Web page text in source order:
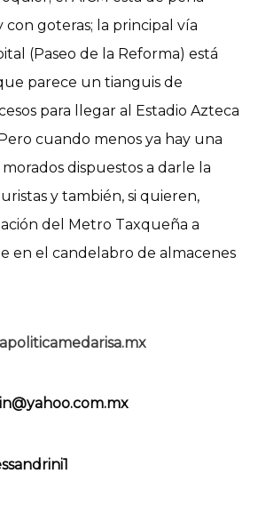
con goteras; la principal vía
(Paseo de la Reforma) está
parece un tianguis de
para llegar al Estadio Azteca
cuando menos ya hay una
dispuestos a darle la
y también, si quieren,
del Metro Taxqueña a
en el candelabro de almacenes